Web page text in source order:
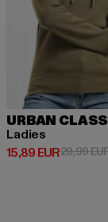
URBAN
Ladies
15,89 EUR
Derzeitiger Preis:
29,99